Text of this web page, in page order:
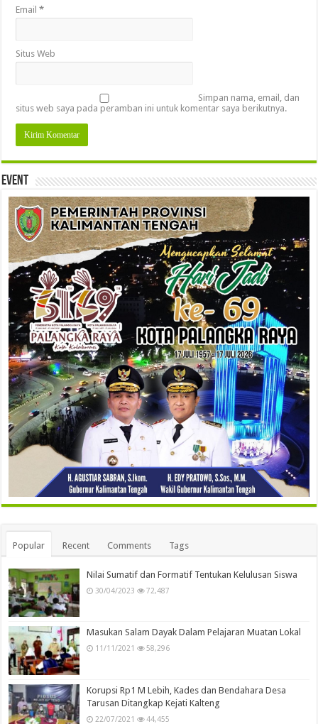
Email*
Situs Web
Simpan nama, email, dan
situs web saya pada peramban ini untuk komentar saya berikutnya.
Event
Popular Recent Comments Tags
Nilai Sumatif dan Formatif Tentukan Kelulusan Siswa
30/04/2023 72,487
Masukan Salam Dayak Dalam Pelajaran Muatan Lokal
11/11/2021 58,296
Korupsi Rp1 M Lebih, Kades dan Bendahara Desa
Tarusan Ditangkap Kejati Kalteng
22/07/2021 44,455